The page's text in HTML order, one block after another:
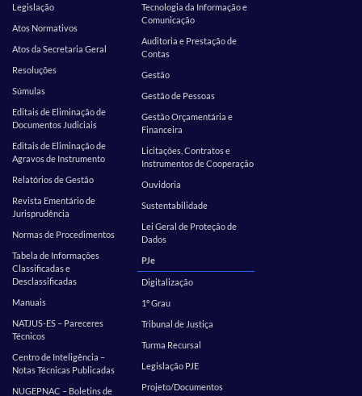
Legislação
Atos Normativos
Atos da Secretaria Geral
Resoluções
Súmulas
Editais de Eliminação de
Documentos Judiciais
Editais de Eliminação de
Agravos de Instrumento
Relatórios de Gestão
Revista Ementário de
Jurisprudência
Normas de Procedimentos
Tabela de Informações
Classificadas e
Desclassificadas
Manuais
NATJUS-ES – Pareceres
Técnicos
Centro de Inteligência –
Notas Técnicas Publicadas
NUGEPNAC – Boletins de
Tecnologia da Informação e
Comunicação
Auditoria e Prestação de
Contas
Gestão
Gestão de Pessoas
Gestão Orçamentária e
Financeira
Licitações, Contratos e
Instrumentos de Cooperação
Ouvidoria
Sustentabilidade
Lei Geral de Proteção de
Dados
PJe
Digitalização
1º Grau
Tribunal de Justiça
Turma Recursal
Legislação PJE
Projeto/Documentos